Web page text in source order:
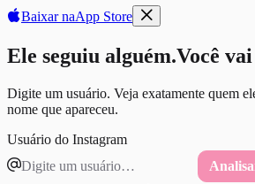
Baixar naApp Store
Ele seguiu alguém.Você
Digite um usuário. Veja exatamente quem
nome que apareceu.
Usuário do Instagram